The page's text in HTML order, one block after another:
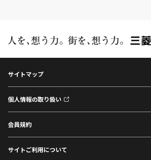
サイトマップ
個人情報の取り扱い
会員規約
サイトご利用について